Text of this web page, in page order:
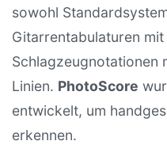
sowohl
Gitarrentabulaturen
Schlagzeugnotationen
Linien. PhotoScore
entwickelt, um
erkennen.